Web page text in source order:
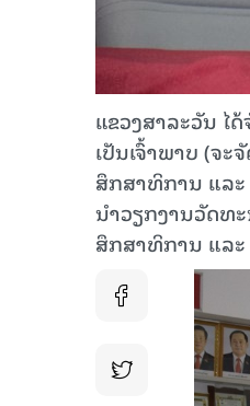
ແຂວງສາລະວັນ ໄ
ເປັນເຈົ້າພາບ (ຈ
ສຶກສາທິການ ແລະ
ນໍາວຽກງານວັດທ
ສຶກສາທິການ ແລະ